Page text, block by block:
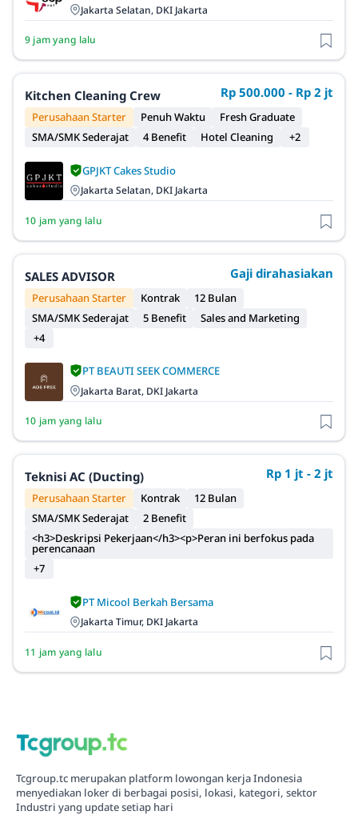
Jakarta Selatan, DKI Jakarta
9 jam yang lalu
Kitchen Cleaning Crew Rp 500.000 - Rp 2 jt
Perusahaan Starter Penuh Waktu
Fresh Graduate
SMA/SMK Sederajat
4 Benefit Hotel Cleaning +2
GPJKT Cakes Studio
Jakarta Selatan, DKI Jakarta
10 jam yang lalu
SALES ADVISOR Gaji dirahasiakan
Perusahaan Starter Kontrak
12 Bulan
SMA/SMK Sederajat
5 Benefit
Sales and Marketing
+4
PT BEAUTI SEEK COMMERCE
Jakarta Barat, DKI Jakarta
10 jam yang lalu
Teknisi AC (Ducting) Rp 1 jt - 2 jt
Perusahaan Starter Kontrak
12 Bulan
SMA/SMK Sederajat
2 Benefit
<h3>Deskripsi Pekerjaan</h3><p>Peran ini berfokus pada
perencanaan
+7
PT Micool Berkah Bersama
Jakarta Timur, DKI Jakarta
11 jam yang lalu
Tcgroup.tc merupakan platform lowongan kerja Indonesia
menyediakan loker di berbagai posisi, lokasi, kategori, sektor
Industri yang update setiap hari